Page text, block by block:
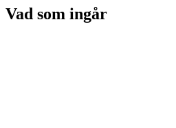
Vad som ingår